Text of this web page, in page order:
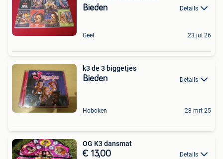
Bieden Details
Geel 23 jul 26
k3 de 3 biggetjes
Bieden Details
Hoboken 28 mrt 25
OG K3 dansmat
€ 13,00 Details